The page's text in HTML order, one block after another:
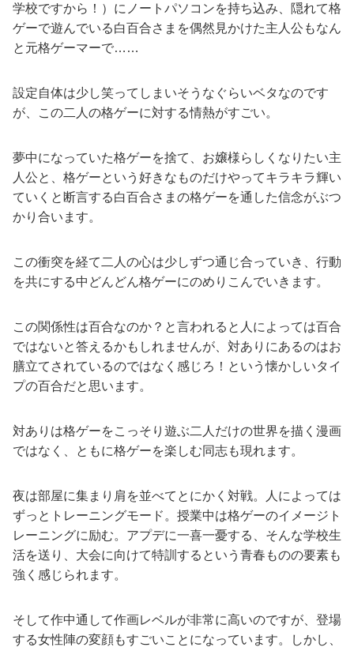
学校ですから！）にノートパソコンを持ち込み、隠れて格
ゲーで遊んでいる白百合さまを偶然見かけた主人公もなん
と元格ゲーマーで……
設定自体は少し笑ってしまいそうなぐらいベタなのです
が、この二人の格ゲーに対する情熱がすごい。
夢中になっていた格ゲーを捨て、お嬢様らしくなりたい主
人公と、格ゲーという好きなものだけやってキラキラ輝い
ていくと断言する白百合さまの格ゲーを通した信念がぶつ
かり合います。
この衝突を経て二人の心は少しずつ通じ合っていき、行動
を共にする中どんどん格ゲーにのめりこんでいきます。
この関係性は百合なのか？と言われると人によっては百合
ではないと答えるかもしれませんが、対ありにあるのはお
膳立てされているのではなく感じろ！という懐かしいタイ
プの百合だと思います。
対ありは格ゲーをこっそり遊ぶ二人だけの世界を描く漫画
ではなく、ともに格ゲーを楽しむ同志も現れます。
夜は部屋に集まり肩を並べてとにかく対戦。人によっては
ずっとトレーニングモード。授業中は格ゲーのイメージト
レーニングに励む。アプデに一喜一憂する、そんな学校生
活を送り、大会に向けて特訓するという青春ものの要素も
強く感じられます。
そして作中通して作画レベルが非常に高いのですが、登場
する女性陣の変顔もすごいことになっています。しかし、